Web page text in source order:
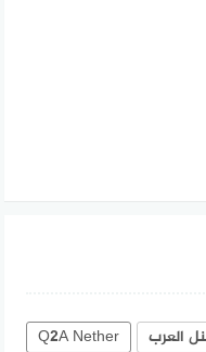
Q2A Nether العرب